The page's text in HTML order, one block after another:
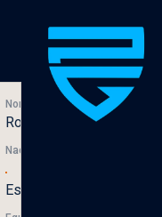
Nombre
Royalz
Nacionalidad
España